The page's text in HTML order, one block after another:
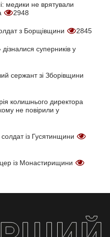
медики не врятували
2948
з Борщівщини 2845
суперників у
сержант зі Зборівщини
колишнього директора
не повірили у
із Гусятинщини
із Монастирищини